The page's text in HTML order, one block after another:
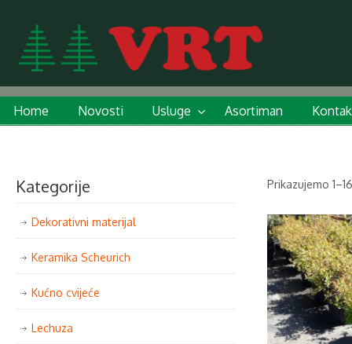
Home Novosti Usluge Asortiman
Prikazujemo
Kategorije
Dekorativni materijal
Keramika Scheurich
Kućno cvijeće
Lechuza